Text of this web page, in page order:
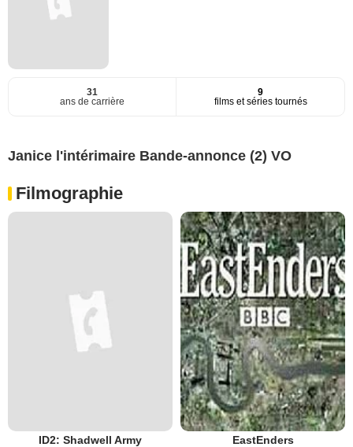
31
ans de carrière
9
films et séries tournés
Janice l'intérimaire Bande-annonce (2) VO
Filmographie
ID2: Shadwell Army EastEnders